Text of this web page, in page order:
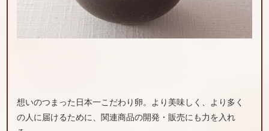
想いのつまった日本一こだわり卵。より美味しく、より多く
の人に届けるために、関連商品の開発・販売にも力を入れ